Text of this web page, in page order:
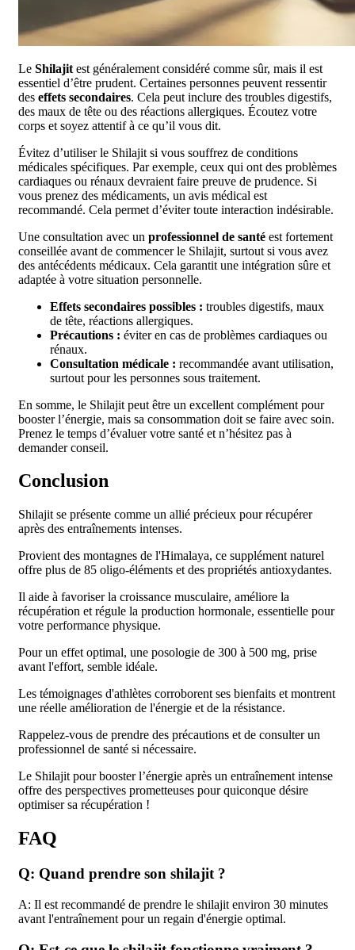
Le Shilajit est généralement considéré comme sûr, mais il est
essentiel d’être prudent. Certaines personnes peuvent ressentir
des effets secondaires. Cela peut inclure des troubles digestifs,
des maux de tête ou des réactions allergiques. Écoutez votre
corps et soyez attentif à ce qu’il vous dit.
Évitez d’utiliser le Shilajit si vous souffrez de conditions
médicales spécifiques. Par exemple, ceux qui ont des problèmes
cardiaques ou rénaux devraient faire preuve de prudence. Si
vous prenez des médicaments, un avis médical est
recommandé. Cela permet d’éviter toute interaction indésirable.
Une consultation avec un professionnel de santé est fortement
conseillée avant de commencer le Shilajit, surtout si vous avez
des antécédents médicaux. Cela garantit une intégration sûre et
adaptée à votre situation personnelle.
Effets secondaires possibles : troubles digestifs, maux
de tête, réactions allergiques.
Précautions : éviter en cas de problèmes cardiaques ou
rénaux.
Consultation médicale : recommandée avant utilisation,
surtout pour les personnes sous traitement.
En somme, le Shilajit peut être un excellent complément pour
booster l’énergie, mais sa consommation doit se faire avec soin.
Prenez le temps d’évaluer votre santé et n’hésitez pas à
demander conseil.
Conclusion
Shilajit se présente comme un allié précieux pour récupérer
après des entraînements intenses.
Provient des montagnes de l'Himalaya, ce supplément naturel
offre plus de 85 oligo-éléments et des propriétés antioxydantes.
Il aide à favoriser la croissance musculaire, améliore la
récupération et régule la production hormonale, essentielle pour
votre performance physique.
Pour un effet optimal, une posologie de 300 à 500 mg, prise
avant l'effort, semble idéale.
Les témoignages d'athlètes corroborent ses bienfaits et montrent
une réelle amélioration de l'énergie et de la résistance.
Rappelez-vous de prendre des précautions et de consulter un
professionnel de santé si nécessaire.
Le Shilajit pour booster l’énergie après un entraînement intense
offre des perspectives prometteuses pour quiconque désire
optimiser sa récupération !
FAQ
Q: Quand prendre son shilajit ?
A: Il est recommandé de prendre le shilajit environ 30 minutes
avant l'entraînement pour un regain d'énergie optimal.